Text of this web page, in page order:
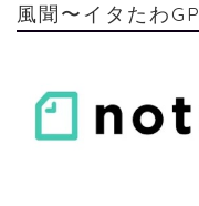
風聞〜イタたわGP